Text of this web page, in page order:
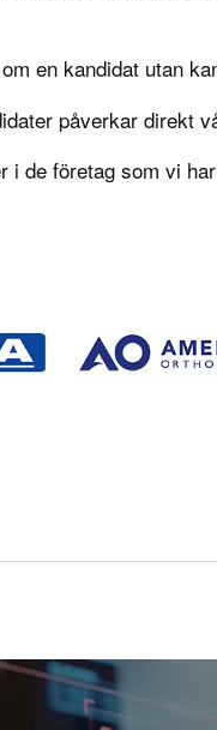
en kandidat utan
påverkar direkt
de företag som vi